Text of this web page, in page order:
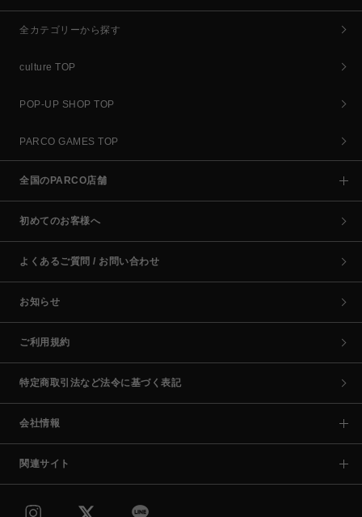
全カテゴリーから探す
culture TOP
POP-UP SHOP TOP
PARCO GAMES TOP
全国のPARCO店舗
初めてのお客様へ
よくあるご質問 / お問い合わせ
お知らせ
ご利用規約
特定商取引法など法令に基づく表記
会社情報
関連サイト